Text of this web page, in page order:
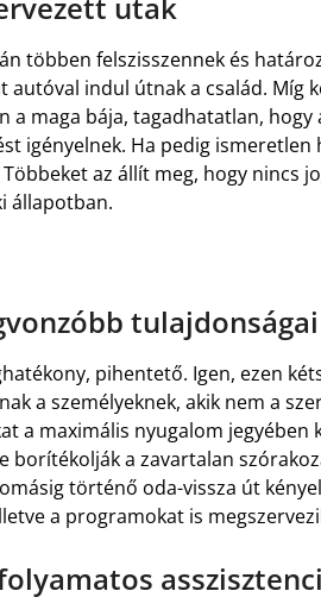
utak
többen felszisszennek és
autóval indul útnak a család. Míg
a maga bája, tagadhatatlan,
igényelnek. Ha pedig ismeretlen
az állít meg, hogy nincs
állapotban.
tulajdonságai
pihentető. Igen, ezen
a személyeknek, akik nem a
a maximális nyugalom jegyében
borítékolják a zavartalan
történő oda-vissza út
a programokat is